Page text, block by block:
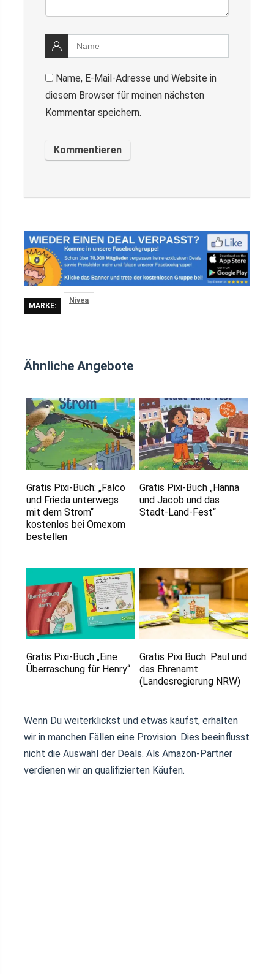
Name, E-Mail-Adresse und Website in
diesem Browser für meinen nächsten
Kommentar speichern.
MARKE:
Nivea
Ähnliche Angebote
Gratis Pixi-Buch: „Falco
und Frieda unterwegs
mit dem Strom“
kostenlos bei Omexom
bestellen
Gratis Pixi-Buch „Hanna
und Jacob und das
Stadt-Land-Fest“
Gratis Pixi-Buch „Eine
Überraschung für Henry“
Gratis Pixi Buch: Paul und
das Ehrenamt
(Landesregierung NRW)
Wenn Du weiterklickst und etwas kaufst, erhalten
wir in manchen Fällen eine Provision. Dies beeinflusst
nicht die Auswahl der Deals. Als Amazon-Partner
verdienen wir an qualifizierten Käufen.